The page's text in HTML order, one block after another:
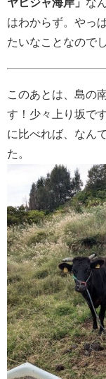
はわからず。やっ
たいなことなので
このあとは、島の
す！少々上り坂で
に比べれば、なん
た。